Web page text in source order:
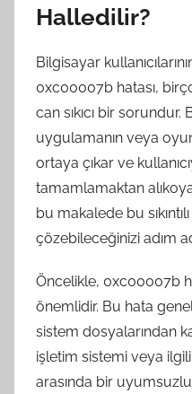
Halledilir?
Bilgisayar
0xc00007b hatası,
can sıkıcı bir
uygulamanın veya
ortaya çıkar ve
tamamlamaktan
bu makalede bu
çözebileceğinizi adım
Öncelikle, 0xc00007b
önemlidir. Bu hata
sistem dosyalarından
işletim sistemi veya
arasında bir